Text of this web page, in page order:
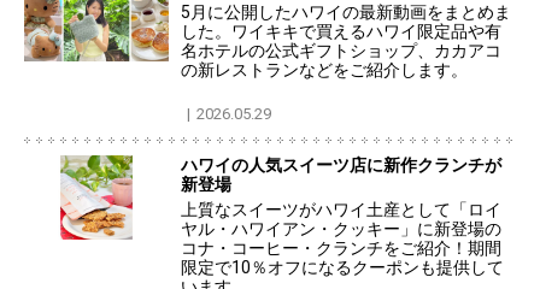
5月に公開したハワイの最新動画をまとめま
した。ワイキキで買えるハワイ限定品や有
名ホテルの公式ギフトショップ、カカアコ
の新レストランなどをご紹介します。
2026.05.29
ハワイの人気スイーツ店に新作クランチが
新登場
上質なスイーツがハワイ土産として「ロイ
ヤル・ハワイアン・クッキー」に新登場の
コナ・コーヒー・クランチをご紹介！期間
限定で10％オフになるクーポンも提供して